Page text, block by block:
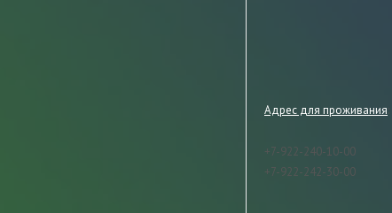
Адрес для проживания:
+7-922-240-10-00
+7-922-242-30-00